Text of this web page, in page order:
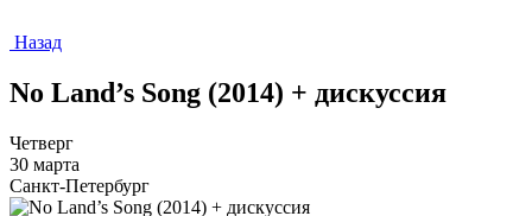
Назад
No Land’s Song (2014) + дискуссия
Четверг
30 марта
Санкт-Петербург